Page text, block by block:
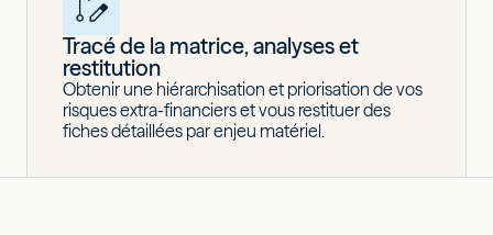
Tracé de la matrice, analyses et
restitution
Obtenir une hiérarchisation et priorisation de vos
risques extra-financiers et vous restituer des
fiches détaillées par enjeu matériel.